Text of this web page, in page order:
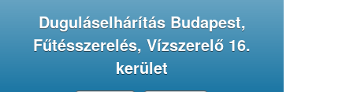
Duguláselhárítás Budapest,
Fűtésszerelés, Vízszerelő 16.
kerület